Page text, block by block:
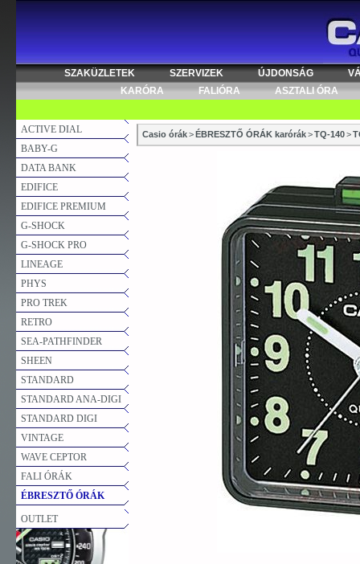
SZAKÜZLETEK SZERVIZEK ÚJDONSÁG
KARÓRA
FALIÓRA ASZTALI ÓRA
ACTIVE DIAL
BABY-G
DATA BANK
EDIFICE
EDIFICE PREMIUM
G-SHOCK
G-SHOCK PRO
LINEAGE
PHYS
PRO TREK
RETRO
SEA-PATHFINDER
SHEEN
STANDARD
STANDARD ANA-DIGI
STANDARD DIGI
VINTAGE
WAVE CEPTOR
FALI ÓRÁK
ÉBRESZTŐ ÓRÁK
OUTLET
Casio órák>ÉBRESZTŐ ÓRÁK karórák>TQ-140>